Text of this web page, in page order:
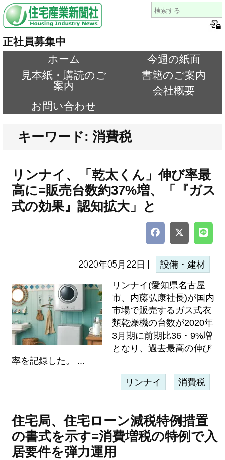
正社員募集中
ホーム
今週の紙面
見本紙・購読のご
案内
書籍のご案内
会社概要
お問い合わせ
キーワード: 消費税
リンナイ、「乾太くん」伸び率最
高に=販売台数約37%増、「『ガス
式の効果』認知拡大」と
2020年05月22日 | 設備・建材
リンナイ(愛知県名古屋
市、内藤弘康社長)が国内
市場で販売するガス式衣
類乾燥機の台数が2020年
3月期に前期比36・9%増
となり、過去最高の伸び
率を記録した。 ...
リンナイ 消費税
住宅局、住宅ローン減税特例措置
の書式を示す=消費増税の特例で入
居要件を弾力運用